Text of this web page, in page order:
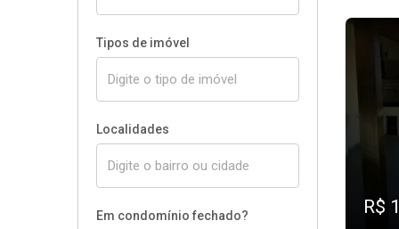
Tipos de imóvel
Localidades
Em condomínio fechado? R$